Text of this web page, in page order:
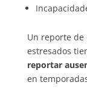
Un reporte de
estresados
reportar
en